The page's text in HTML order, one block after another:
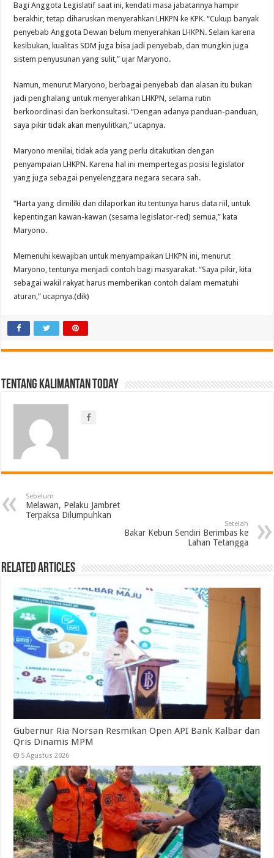
Bagi Anggota Legislatif saat ini, kendati masa jabatannya hampir
berakhir, tetap diharuskan menyerahkan LHKPN ke KPK. “Cukup banyak
penyebab Anggota Dewan belum menyerahkan LHKPN. Selain karena
kesibukan, kualitas SDM juga bisa jadi penyebab, dan mungkin juga
sistem penyusunan yang sulit,” ujar Maryono.
Namun, menurut Maryono, berbagai penyebab dan alasan itu bukan
jadi penghalang untuk menyerahkan LHKPN, selama rutin
berkoordinasi dan berkonsultasi. “Dengan adanya panduan-panduan,
saya pikir tidak akan menyulitkan,” ucapnya.
Maryono menilai, tidak ada yang perlu ditakutkan dengan
penyampaian LHKPN. Karena hal ini mempertegas posisi legislator
yang juga sebagai penyelenggara negara secara sah.
“Harta yang dimiliki dan dilaporkan itu tentunya harus data riil, untuk
kepentingan kawan-kawan (sesama legislator-red) semua,” kata
Maryono.
Memenuhi kewajiban untuk menyampaikan LHKPN ini, menurut
Maryono, tentunya menjadi contoh bagi masyarakat. “Saya pikir, kita
sebagai wakil rakyat harus memberikan contoh dalam mematuhi
aturan,” ucapnya.(dik)
Tentang Kalimantan Today
Sebelum
Melawan, Pelaku Jambret
Terpaksa Dilumpuhkan
Setelah
Bakar Kebun Sendiri Berimbas ke
Lahan Tetangga
Related Articles
Gubernur Ria Norsan Resmikan Open API Bank Kalbar dan
Qris Dinamis MPM
5 Agustus 2026